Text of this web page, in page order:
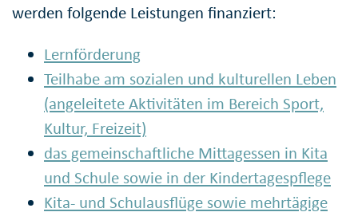
werden folgende Leistungen finanziert:
Lernförderung
Teilhabe am sozialen und kulturellen Leben
(angeleitete Aktivitäten im Bereich Sport,
Kultur, Freizeit)
das gemeinschaftliche Mittagessen in Kita
und Schule sowie in der Kindertagespflege
Kita- und Schulausflüge sowie mehrtägige